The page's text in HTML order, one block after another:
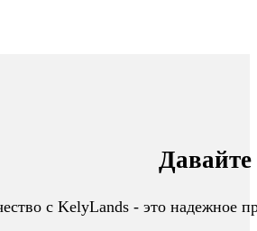
с KelyLands - это надежное